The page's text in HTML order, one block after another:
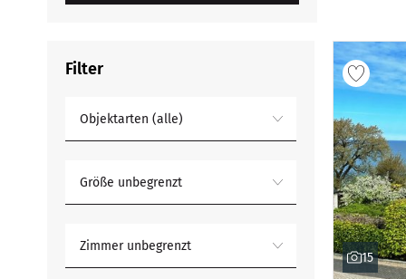
Filter
Objektarten (alle)
Größe unbegrenzt
Zimmer unbegrenzt
15